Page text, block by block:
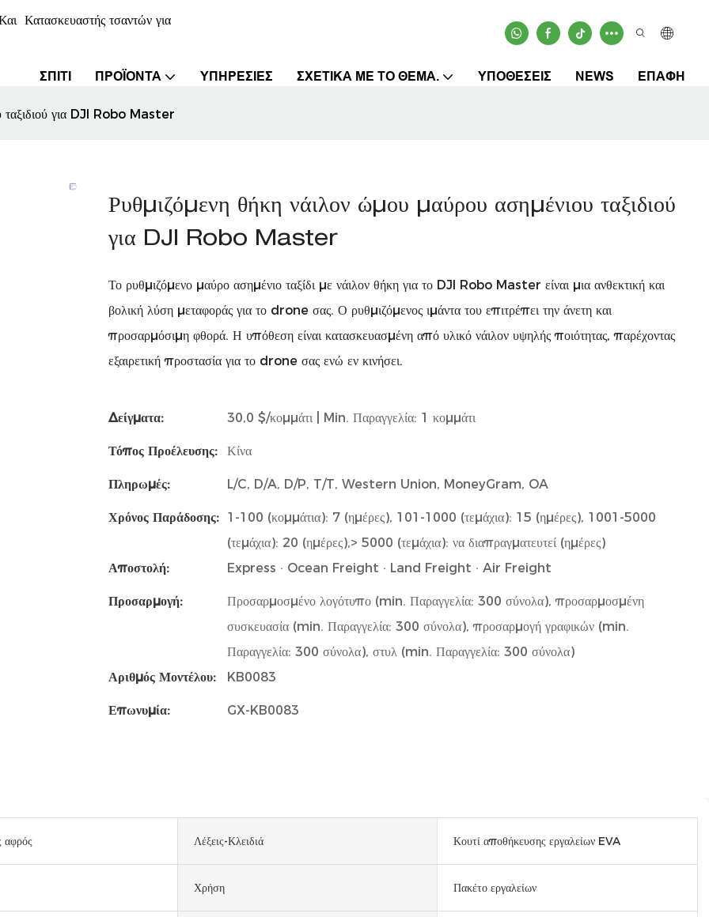
Κατασκευαστής τσαντών για
ΣΠΊΤΙ ΠΡΟΪΌΝΤΑ ΥΠΗΡΕΣΊΕΣ ΣΧΕΤΙΚΆ ΜΕ ΤΟ ΘΈΜΑ. ΥΠΟΘΈΣΕΙΣ NEWS ΕΠΑΦΉ
ταξιδιού για DJI Robo Master
Ρυθμιζόμενη θήκη νάιλον ώμου μαύρου ασημένιου ταξιδιού
για DJI Robo Master
Το ρυθμιζόμενο μαύρο ασημένιο ταξίδι με νάιλον θήκη για το DJI Robo Master είναι μια ανθεκτική και
βολική λύση μεταφοράς για το drone σας. Ο ρυθμιζόμενος ιμάντα του επιτρέπει την άνετη και
προσαρμόσιμη φθορά. Η υπόθεση είναι κατασκευασμένη από υλικό νάιλον υψηλής ποιότητας, παρέχοντας
εξαιρετική προστασία για το drone σας ενώ εν κινήσει.
Δείγματα: 30,0 $/κομμάτι | Min. Παραγγελία: 1 κομμάτι
Τόπος Προέλευσης: Κίνα
Πληρωμές: L/C, D/A, D/P, T/T, Western Union, MoneyGram, OA
Χρόνος Παράδοσης: 1-100 (κομμάτια): 7 (ημέρες), 101-1000 (τεμάχια): 15 (ημέρες), 1001-5000
(τεμάχια): 20 (ημέρες),> 5000 (τεμάχια): να διαπραγματευτεί (ημέρες)
Αποστολή:
Express · Ocean Freight · Land Freight · Air Freight
Προσαρμογή:
Προσαρμοσμένο λογότυπο (min. Παραγγελία: 300 σύνολα), προσαρμοσμένη
συσκευασία (min. Παραγγελία: 300 σύνολα), προσαρμογή γραφικών (min.
Παραγγελία: 300 σύνολα), στυλ (min. Παραγγελία: 300 σύνολα)
Αριθμός Μοντέλου:
KB0083
Επωνυμία: GX-KB0083
αφρός Λέξεις-Κλειδιά Κουτί αποθήκευσης εργαλείων EVA
Χρήση Πακέτο εργαλείων